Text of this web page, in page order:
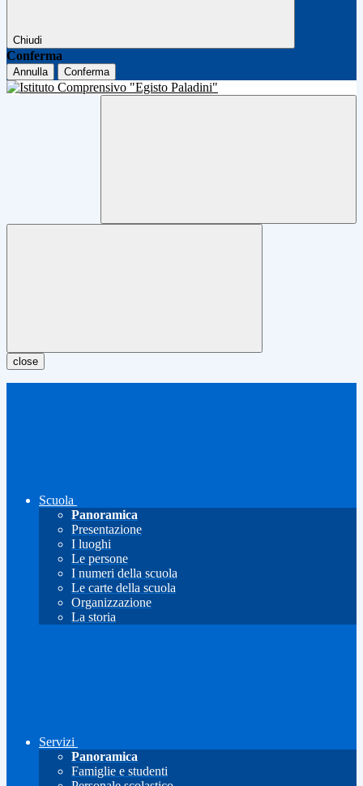
Chiudi
Conferma
Annulla Conferma
close
Scuola
Panoramica
Presentazione
I luoghi
Le persone
I numeri della scuola
Le carte della scuola
Organizzazione
La storia
Servizi
Panoramica
Famiglie e studenti